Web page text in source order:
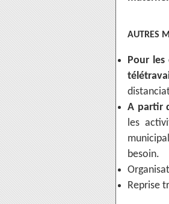
AUTRES
Pour
A partir
les
besoin.
Reprise